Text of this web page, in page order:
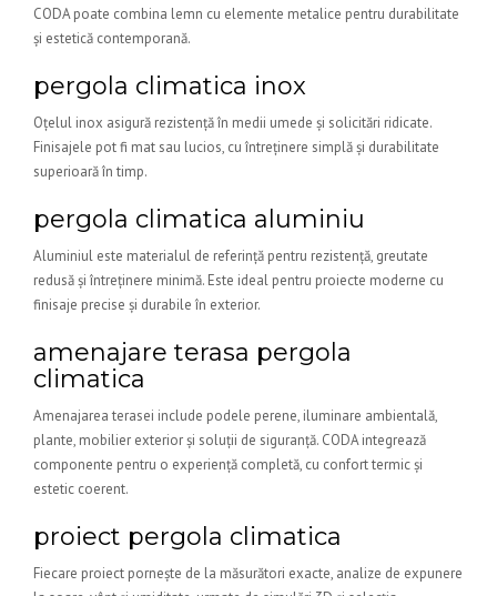
CODA poate combina lemn cu elemente metalice pentru durabilitate
și estetică contemporană.
pergola climatica inox
Oțelul inox asigură rezistență în medii umede și solicitări ridicate.
Finisajele pot fi mat sau lucios, cu întreținere simplă și durabilitate
superioară în timp.
pergola climatica aluminiu
Aluminiul este materialul de referință pentru rezistență, greutate
redusă și întreținere minimă. Este ideal pentru proiecte moderne cu
finisaje precise și durabile în exterior.
amenajare terasa pergola
climatica
Amenajarea terasei include podele perene, iluminare ambientală,
plante, mobilier exterior și soluții de siguranță. CODA integrează
componente pentru o experiență completă, cu confort termic și
estetic coerent.
proiect pergola climatica
Fiecare proiect pornește de la măsurători exacte, analize de expunere